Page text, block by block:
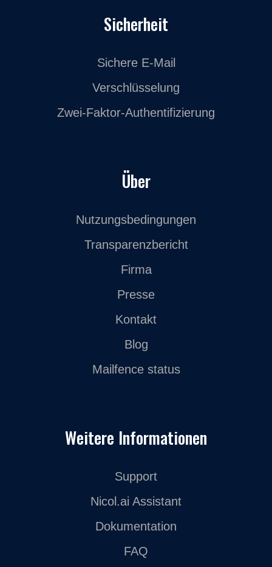
Sicherheit
Sichere E-Mail
Verschlüsselung
Zwei-Faktor-Authentifizierung
Über
Nutzungsbedingungen
Transparenzbericht
Firma
Presse
Kontakt
Blog
Mailfence status
Weitere Informationen
Support
Nicol.ai Assistant
Dokumentation
FAQ